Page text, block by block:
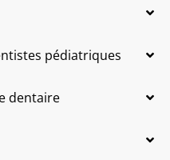
pédiatriques
dentaire